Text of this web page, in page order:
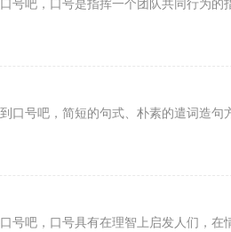
号吧，口号是指挥一个团队共同行为的
口号吧，简短的句式、朴素的遣词造句
号吧，口号具有在理智上启发人们，在